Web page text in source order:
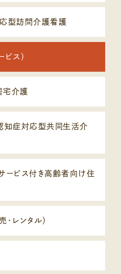
型訪問介護看護
ビス）
宅介護
知症対応型共同生活介
ービス付き高齢者向け住
レンタル）